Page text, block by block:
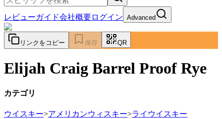
レビューガイド会社概要ログイン Advanced
リンクをコピー 保存 QR
Elijah Craig Barrel Proof Rye
カテゴリ
ウイスキー>アメリカンウィスキー>ライウイスキー